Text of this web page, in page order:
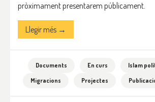
pròximament presentarem públicament.
Llegir més →
Documents En curs
Islam
Migracions
Projectes